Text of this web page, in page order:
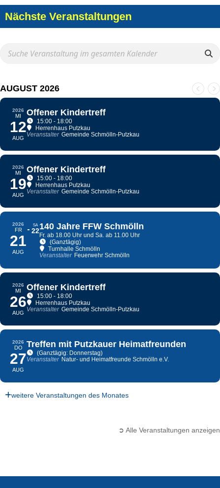
Nächste Veranstaltungen
AUGUST 2026
2026
MI
12
AUG
Offener Kindertreff
15:00 - 18:00
Herrenhaus Putzkau
Veranstalter Gemeinde Schmölln-Putzkau
2026
MI
19
AUG
Offener Kindertreff
15:00 - 18:00
Herrenhaus Putzkau
Veranstalter Gemeinde Schmölln-Putzkau
2026
FR
21
AUG
SA
22140 Jahre FFW Schmölln
Fr. ab 18.00 Uhr und Sa. ab 11.00 Uhr
(Ganztägig)
Turnhalle Schmölln
Veranstalter Feuerwehr Schmölln
2026
MI
26
AUG
Offener Kindertreff
15:00 - 18:00
Herrenhaus Putzkau
Veranstalter Gemeinde Schmölln-Putzkau
2026
DO
27
AUG
Treffen mit Putzkauer Heimatfreunden
(Ganztägig: Donnerstag)
Veranstalter Natur- und Heimatfreunde Schmölln e.V.
weitere Veranstaltungen des Monates
➲ Alle Veranstaltungen anzeigen